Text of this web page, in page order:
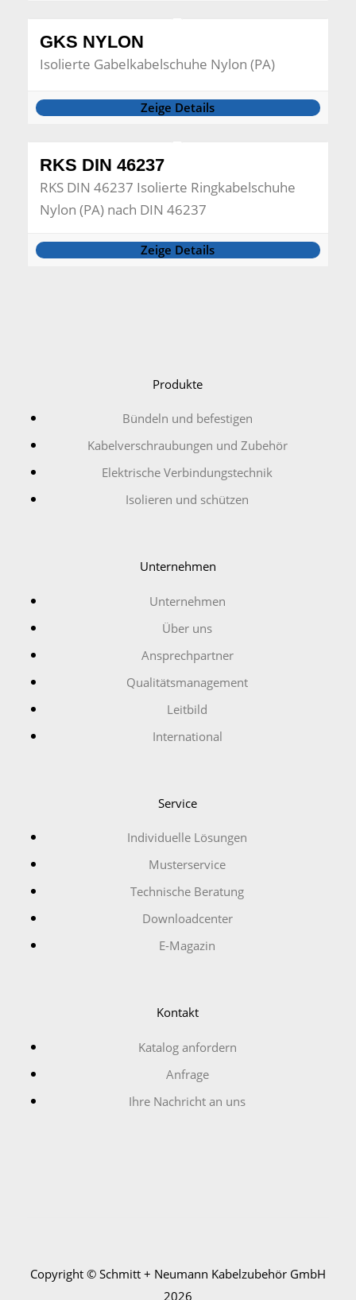
GKS NYLON
Isolierte Gabelkabelschuhe Nylon (PA)
Zeige Details
RKS DIN 46237
RKS DIN 46237 Isolierte Ringkabelschuhe
Nylon (PA) nach DIN 46237
Zeige Details
Produkte
Bündeln und befestigen
Kabelverschraubungen und Zubehör
Elektrische Verbindungstechnik
Isolieren und schützen
Unternehmen
Unternehmen
Über uns
Ansprechpartner
Qualitätsmanagement
Leitbild
International
Service
Individuelle Lösungen
Musterservice
Technische Beratung
Downloadcenter
E-Magazin
Kontakt
Katalog anfordern
Anfrage
Ihre Nachricht an uns
Copyright © Schmitt + Neumann Kabelzubehör GmbH
2026